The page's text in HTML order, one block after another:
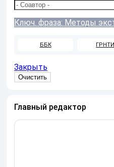
ББК ГРНТИ
Закрыть
Главный редактор